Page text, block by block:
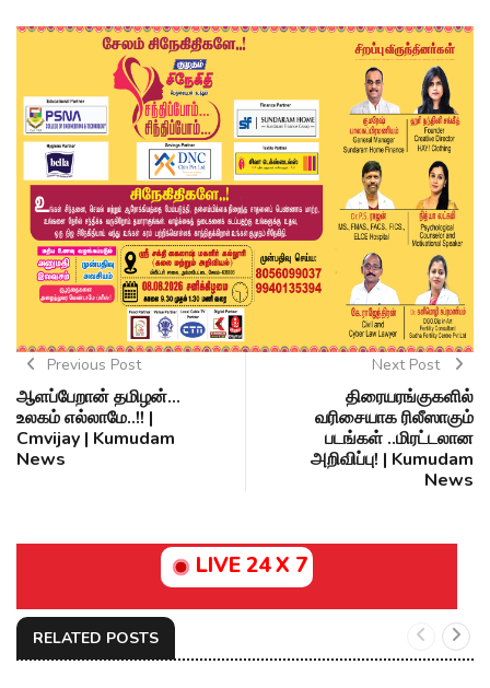
Previous Post
ஆளப்பேறான் தமிழன்...
உலகம் எல்லாமே..!! |
Cmvijay | Kumudam
News
Next Post
திரையரங்குகளில்
வரிசையாக ரிலீஸாகும்
படங்கள் ..மிரட்டலான
அறிவிப்பு! | Kumudam
News
LIVE 24 X 7
RELATED POSTS